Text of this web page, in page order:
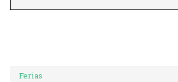
Ferias